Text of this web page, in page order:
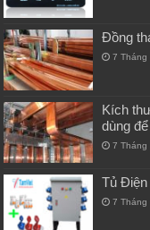
Đồng
7 Tháng
Kích
dùng
7 Tháng
Tủ Điện
7 Tháng